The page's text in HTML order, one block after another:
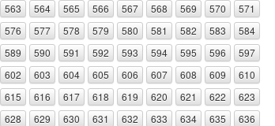
563 564 565 566 567 568 569 570
571
576 577 578 579 580 581 582 583
584
589 590 591 592 593 594 595 596
597
602 603 604 605 606 607 608 609
610
615 616 617 618 619 620 621 622
623
628 629 630 631 632 633 634 635
636